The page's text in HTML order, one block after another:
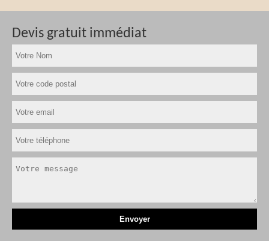
Devis gratuit immédiat